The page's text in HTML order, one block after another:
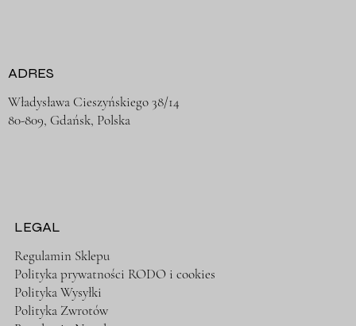
LEGAL
Regulamin Sklepu
Polityka prywatności RODO i cookies
Polityka Wysyłki
Polityka Zwrotów
ADRES
Władysława Cieszyńskiego 38/14
80-809, Gdańsk, Polska